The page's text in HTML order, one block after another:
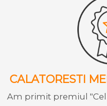
CALATORESTI
Am primit premiul